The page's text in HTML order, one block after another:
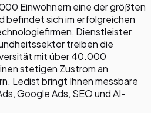
Einwohnern eine der größten
befindet sich im erfolgreichen
Dienstleister
treiben die
mit über 40.000
stetigen Zustrom an
Ledist bringt Ihnen messbare
Google Ads, SEO und AI-